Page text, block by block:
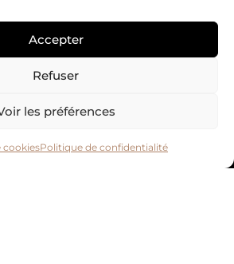
Accepter
Refuser
les préférences
cookiesPolitique de confidentialité
légales
de Vente